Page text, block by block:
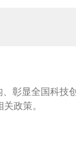
显全国科技
政策。